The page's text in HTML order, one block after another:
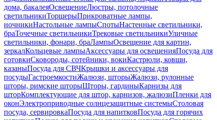
дома, бакалеяОсвещениеЛюстры, потолочные
светильникиТоршерыПрикроватные лампы,
ночникиНастольные лампыСпотыНастенные светильники,
браТочечные светильникиТрековые светильникиУличные
светильники, фонари, браЛампыОсвещение для картин,
зеркалКольцевые лампыАксессуары для освещенияПосуда для
готовкиСковороды, сотейники, вокиКастрюли, ковши,
казаныПосуда для СВЧКрышки и аксессуары для
посудыГастроемкостиЖалюзи, шторыЖалюзи, рулонные
шторы, римские шторыШторы, гардиныКарнизы для
шторКомплектующие для штор, карнизов, жалюзиПленки для
оконЭлектроприводные солнцезащитные системыСтоловая
посуда, сервировкаПосуда для напитковПосуда для горячих